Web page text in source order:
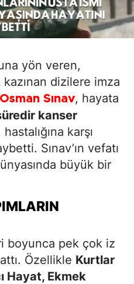
yön veren,
kazınan dizilere imza
Osman Sınav, hayata
kanser
hastalığına karşı
Sınav’ın vefatı
büyük bir
boyunca pek çok iz
Özellikle Kurtlar
Hayat, Ekmek